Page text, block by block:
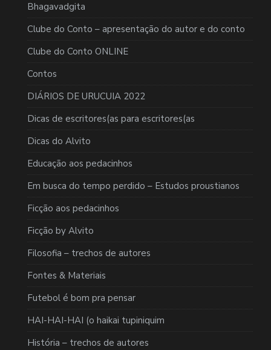
Bhagavadgita
Clube do Conto – apresentação do autor e do conto
Clube do Conto ONLINE
Contos
DIÁRIOS DE URUCUIA 2022
Dicas de escritores(as para escritores(as
Dicas do Alvito
Educação aos pedacinhos
Em busca do tempo perdido – Estudos proustianos
Ficção aos pedacinhos
Ficção by Alvito
Filosofia – trechos de autores
Fontes & Materiais
Futebol é bom pra pensar
HAI-HAI-HAI (o haikai tupiniquim
História – trechos de autores